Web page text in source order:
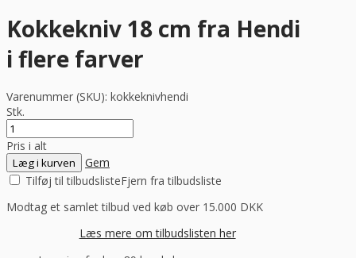
Kokkekniv 18 cm fra Hendi
i flere farver
Varenummer (SKU): kokkeknivhendi
Stk.
Pris i alt
Læg i kurven
Gem
Tilføj til tilbudslisteFjern fra tilbudsliste
Modtag et samlet tilbud ved køb over 15.000 DKK
Læs mere om tilbudslisten her